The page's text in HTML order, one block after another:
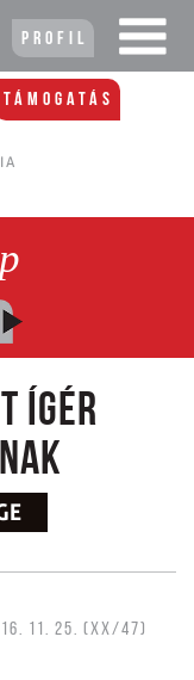
Profil
Támogatás
ígér
11. 25. (XX/47)